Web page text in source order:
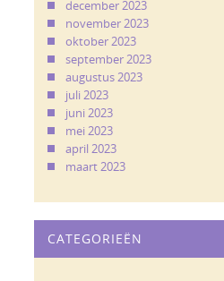
december 2023
november 2023
oktober 2023
september 2023
augustus 2023
juli 2023
juni 2023
mei 2023
april 2023
maart 2023
CATEGORIEËN